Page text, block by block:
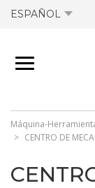
ESPAÑOL
PRODUCTOS
TIENDA
OFERTAS
Máquina-
CENTRO DE